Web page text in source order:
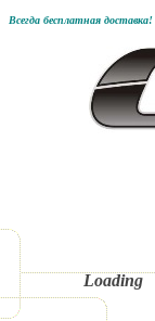
Всегда бесплатная доставка!
Loading